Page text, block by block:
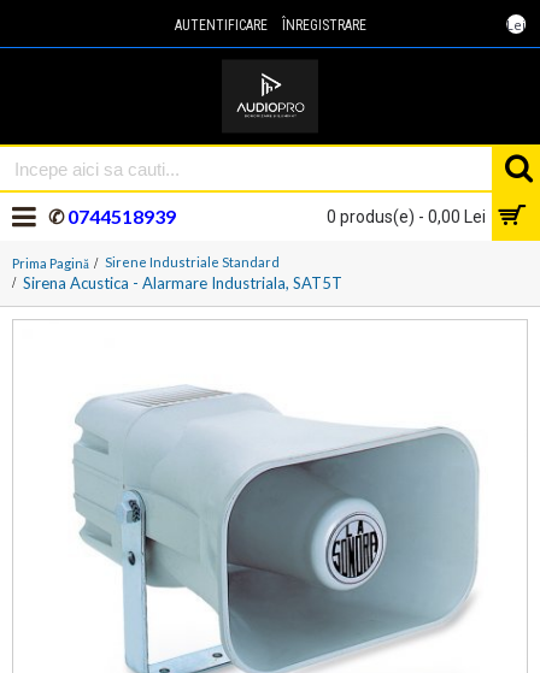
Lei
AUTENTIFICARE ÎNREGISTRARE
0 produs(e) - 0,00 Lei
✆0744518939
Prima Pagină Sirene Industriale Standard
Sirena Acustica - Alarmare Industriala, SAT5T